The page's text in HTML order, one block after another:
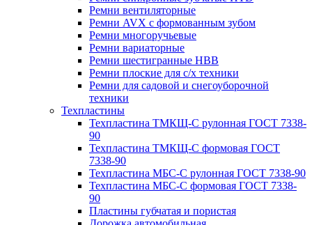
Ремни вентиляторные
Ремни AVX с формованным зубом
Ремни многоручьевые
Ремни вариаторные
Ремни шестигранные HBB
Ремни плоские для с/х техники
Ремни для садовой и снегоуборочной
техники
Техпластины
Техпластина ТМКЩ-С рулонная ГОСТ 7338-
90
Техпластина ТМКЩ-С формовая ГОСТ
7338-90
Техпластина МБС-С рулонная ГОСТ 7338-90
Техпластина МБС-С формовая ГОСТ 7338-
90
Пластины губчатая и пористая